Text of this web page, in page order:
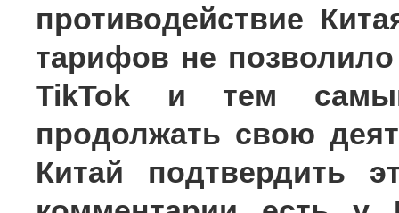
противодействие
тарифов не
TikTok и тем
продолжать свою
Китай подтвердить